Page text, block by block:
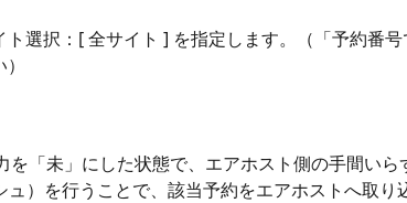
ト選択：[ 全サイト ] を指定します。（「予約番
を「未」にした状態で、エアホスト側の手間い
）を行うことで、該当予約をエアホストへ取り